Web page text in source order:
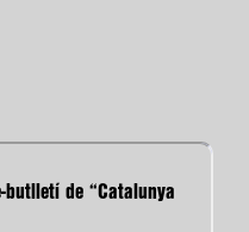
butlletí de “Catalunya